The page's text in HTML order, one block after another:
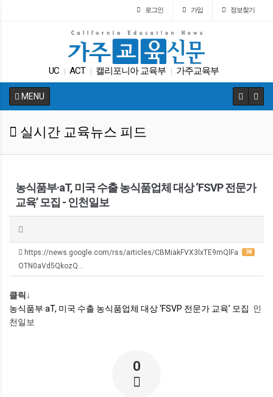
로그인 가입 정보찾기
UC ACT 캘리포니아 교육부 가주교육부
| 교육구 차터스쿨 LA교육구 ACT 특별활동
MENU
실시간 교육뉴스 피드
농식품부·aT, 미국 수출 농식품업체 대상 ‘FSVP 전문가
교육’ 모집 - 인천일보
38
https://news.google.com/rss/articles/CBMiakFVX3lxTE9mQlFa
OTN0aVd5QkozQ…
클릭↓
농식품부·aT, 미국 수출 농식품업체 대상 ‘FSVP 전문가 교육’ 모집 인
천일보
0